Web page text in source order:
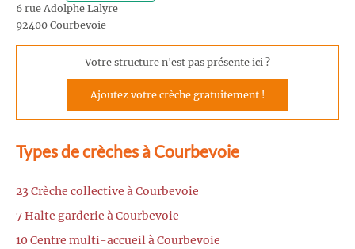
6 rue Adolphe Lalyre
92400 Courbevoie
Votre structure n'est pas présente ici ?
Ajoutez votre crèche gratuitement !
Types de crèches à Courbevoie
23 Crèche collective à Courbevoie
7 Halte garderie à Courbevoie
10 Centre multi-accueil à Courbevoie